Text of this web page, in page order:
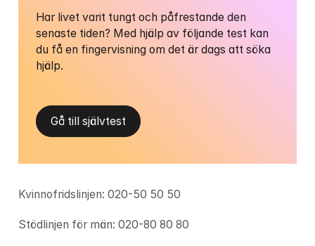
Har livet varit tungt och påfrestande den
senaste tiden? Med hjälp av följande test kan
du få en fingervisning om det är dags att söka
hjälp.
Gå till självtest
Kvinnofridslinjen: 020-50 50 50
Stödlinjen för män: 020-80 80 80